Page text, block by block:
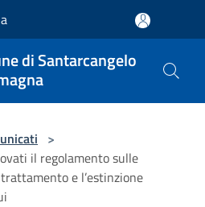
di Santarcangelo
>
il regolamento sulle
e l’estinzione